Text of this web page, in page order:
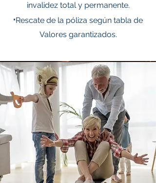
invalidez total y permanente.
·Rescate de la póliza según tabla de
Valores garantizados.